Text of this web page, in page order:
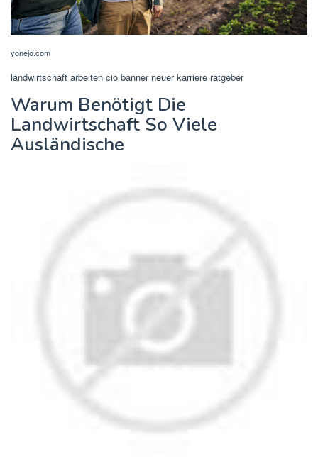
yonejo.com
landwirtschaft arbeiten cio banner neuer karriere ratgeber
Warum Benötigt Die
Landwirtschaft So Viele
Ausländische